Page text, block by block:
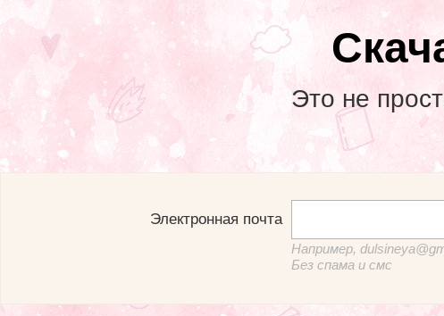
Это не
Электронная почта
Например,
Без спама и смс